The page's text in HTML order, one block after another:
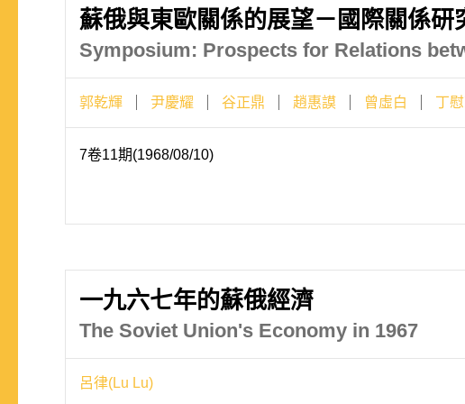
蘇俄與東歐關係的展望－國際關係
Symposium: Prospects for Relations
郭乾輝 尹慶耀 谷正鼎 趙惠謨 曾虛白 丁
7卷11期(1968/08/10)
一九六七年的蘇俄經濟
The Soviet Union's Economy in 1967
呂律(Lu Lu)